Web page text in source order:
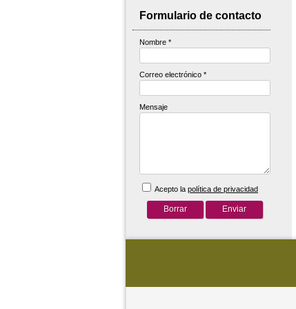
Formulario de contacto
Nombre *
Correo electrónico *
Mensaje
Acepto la política de privacidad